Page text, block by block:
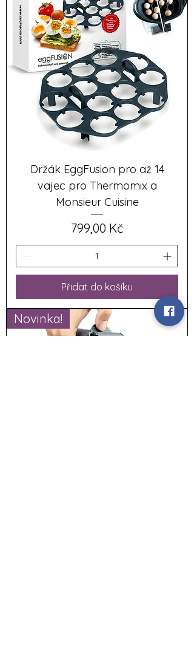
Držák EggFusion pro až 14
vajec pro Thermomix a
Monsieur Cuisine
Cena
799,00 Kč
Přidat do košíku
Novinka!